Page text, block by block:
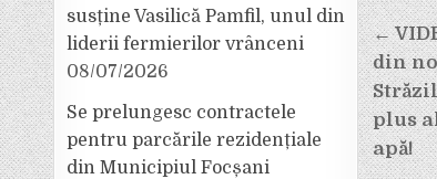
în
←
din
plus
apă!
susține Vasilică Pamfil, unul din
liderii fermierilor vrânceni
08/07/2026
Se prelungesc contractele
pentru parcările rezidențiale
din Municipiul Focșani